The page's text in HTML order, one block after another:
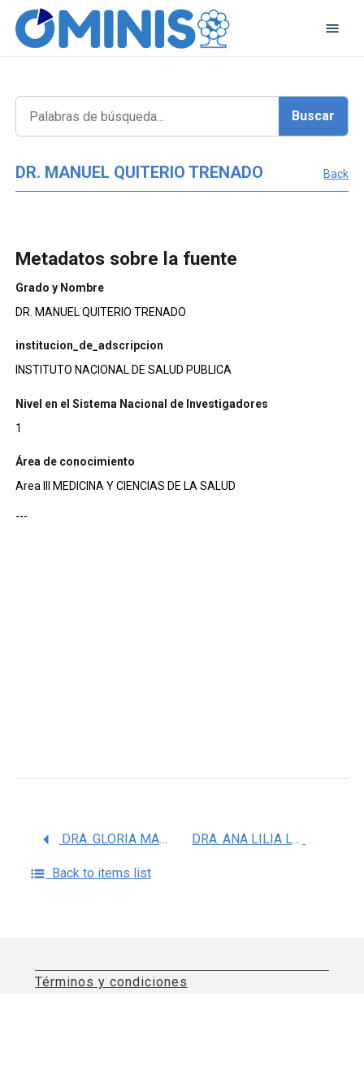
DR. MANUEL QUITERIO TRENADO Back
Metadatos sobre la fuente
Grado y Nombre
DR. MANUEL QUITERIO TRENADO
institucion_de_adscripcion
INSTITUTO NACIONAL DE SALUD PUBLICA
Nivel en el Sistema Nacional de Investigadores
1
Área de conocimiento
Area III MEDICINA Y CIENCIAS DE LA SALUD
---
DRA. GLORIA MARIA BELEM TREJO VALDIVIA DRA. ANA LILIA LOZADA TEQUEANES
Back to items list
Términos y condiciones